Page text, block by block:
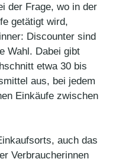
der Frage, wo in der
getätigt wird,
Discounter sind
Wahl. Dabei gibt
etwa 30 bis
aus, bei jedem
Einkäufe zwischen
auch das
Verbraucherinnen